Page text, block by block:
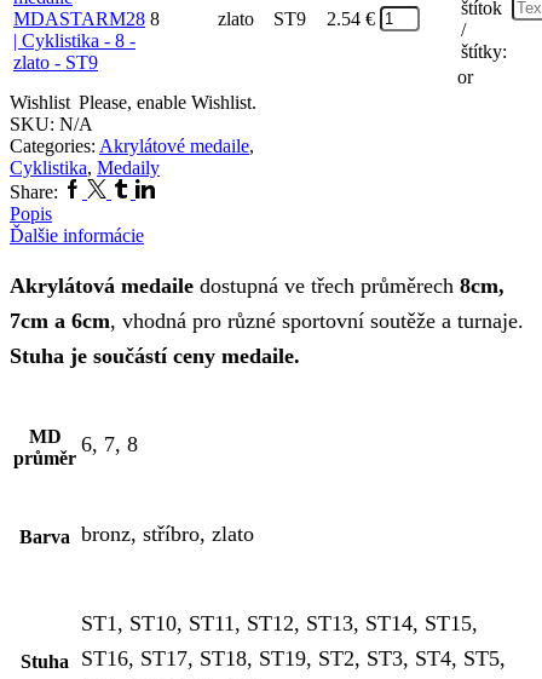
8 zlato ST9 2.54 €
štítok
/
štítky:
or
Wishlist Please, enable Wishlist.
SKU: N/A
Categories: Akrylátové medaile,
Cyklistika, Medaily
Share: Facebook
Twitter
TumblrLinkedin
Popis
Ďalšie informácie
Akrylátová medaile dostupná ve třech průměrech 8cm,
7cm a 6cm, vhodná pro různé sportovní soutěže a turnaje.
Stuha je součástí ceny medaile.
MD
průměr
6, 7, 8
Barva bronz, stříbro, zlato
Stuha
ST1, ST10, ST11, ST12, ST13, ST14, ST15,
ST16, ST17, ST18, ST19, ST2, ST3, ST4, ST5,